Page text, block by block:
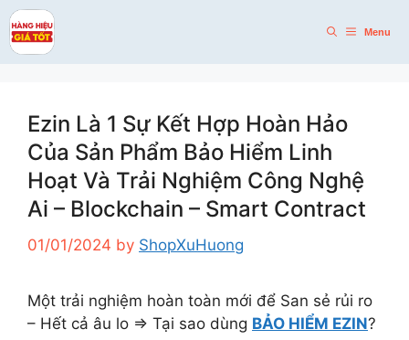
Skip
to
content
Menu
Ezin Là 1 Sự Kết Hợp Hoàn Hảo
Của Sản Phẩm Bảo Hiểm Linh
Hoạt Và Trải Nghiệm Công Nghệ
Ai – Blockchain – Smart Contract
01/01/2024 by ShopXuHuong
Một trải nghiệm hoàn toàn mới để San sẻ rủi ro
– Hết cả âu lo => Tại sao dùng BẢO HIỂM EZIN?